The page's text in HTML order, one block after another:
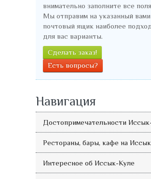
внимательно заполните все
Мы отправим на указанный вами
почтовый ящик наиболее
для вас варианты.
Сделать заказ!
Есть вопросы?
Навигация
Достопримечательности
Рестораны, бары, кафе на
Интересное об Иссык-Куле